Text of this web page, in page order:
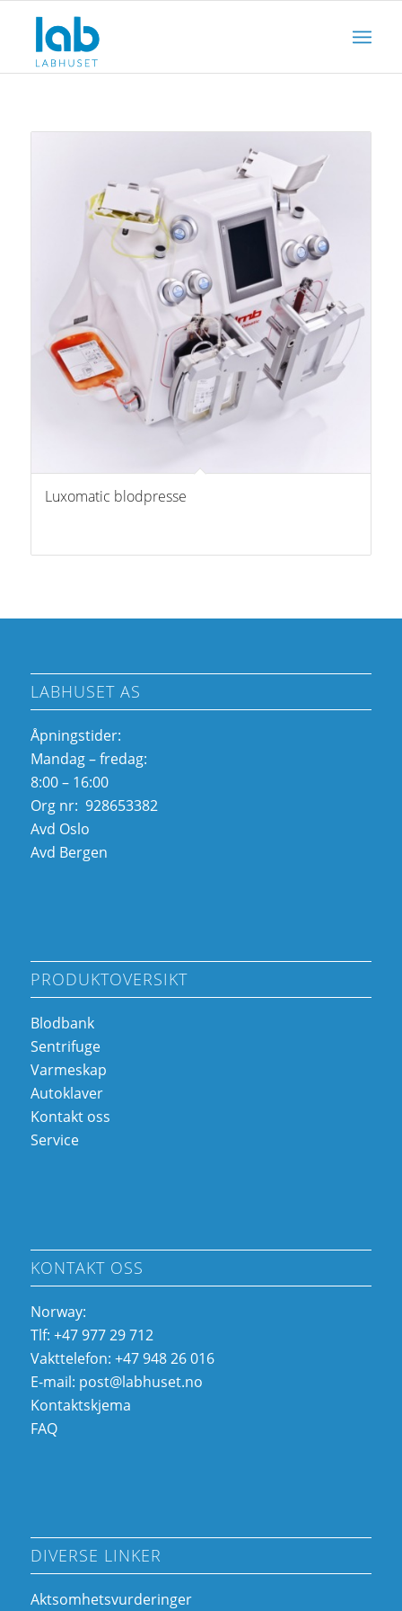
Luxomatic blodpresse
LABHUSET AS
Åpningstider:
Mandag – fredag:
8:00 – 16:00
Org nr: 928653382
Avd Oslo
Avd Bergen
PRODUKTOVERSIKT
Blodbank
Sentrifuge
Varmeskap
Autoklaver
Kontakt oss
Service
KONTAKT OSS
Norway:
Tlf: +47 977 29 712
Vakttelefon: +47 948 26 016
E-mail: post@labhuset.no
Kontaktskjema
FAQ
DIVERSE LINKER
Aktsomhetsvurderinger